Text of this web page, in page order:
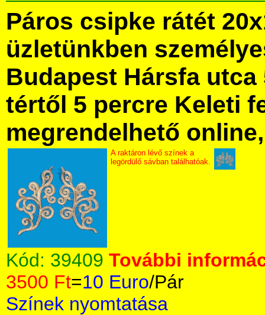
Páros csipke rátét
üzletünkben
Budapest Hársfa utca
tértől 5 percre Keleti
megrendelhető
A raktáron lévő színek a
legördülő sávban találhatóak.
Kód: 39409 További
3500 Ft=10 Euro/Pár
Színek nyomtatása